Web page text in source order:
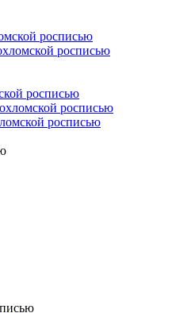
росписью
росписью
росписью
росписью
росписью